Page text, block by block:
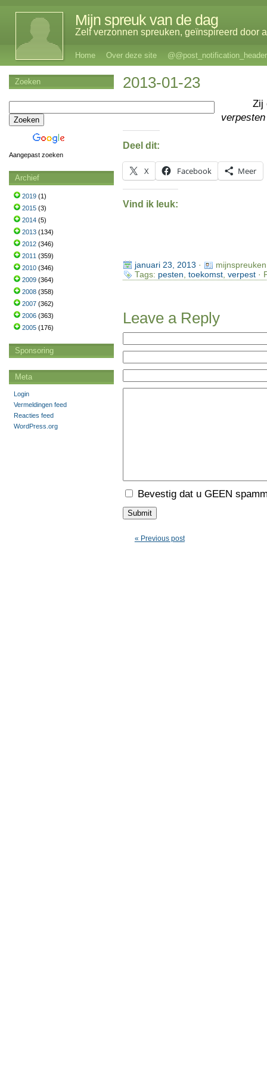
Mijn spreuk van de dag
Zelf verzonnen spreuken, geïnspireerd door
Home Over deze site @@post_notification_header
2013-01-23
Zij
verpesten
Deel dit:
X Facebook Meer
Vind ik leuk:
januari 23, 2013 ·
Tags: pesten toekomst, verpest·
Leave a Reply
Bevestig dat u GEEN
« Previous post
Zoeken
Aangepast zoeken
Archief
2019 (1)
2015 (3)
2014 (5)
2013 (134)
2012 (346)
2011 (359)
2010 (346)
2009 (364)
2008 (358)
2007 (362)
2006 (363)
2005 (176)
Sponsoring
Meta
Login
Vermeldingen feed
Reacties feed
WordPress.org